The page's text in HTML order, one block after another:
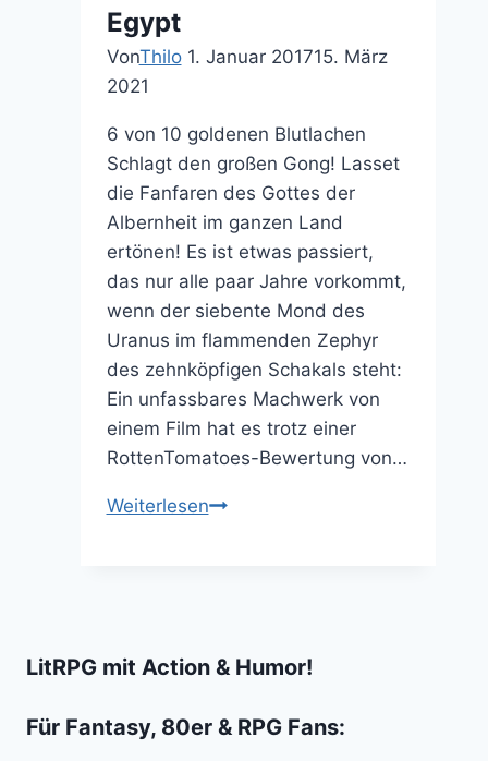
Steinzeit
Egypt
VonThilo 1. Januar 201715. März
2021
6 von 10 goldenen Blutlachen
Schlagt den großen Gong! Lasset
die Fanfaren des Gottes der
Albernheit im ganzen Land
ertönen! Es ist etwas passiert,
das nur alle paar Jahre vorkommt,
wenn der siebente Mond des
Uranus im flammenden Zephyr
des zehnköpfigen Schakals steht:
Ein unfassbares Machwerk von
einem Film hat es trotz einer
RottenTomatoes-Bewertung von…
WeiterlesenDer
Gods
Egypt
LitRPG mit Action & Humor!
Für Fantasy, 80er & RPG Fans: